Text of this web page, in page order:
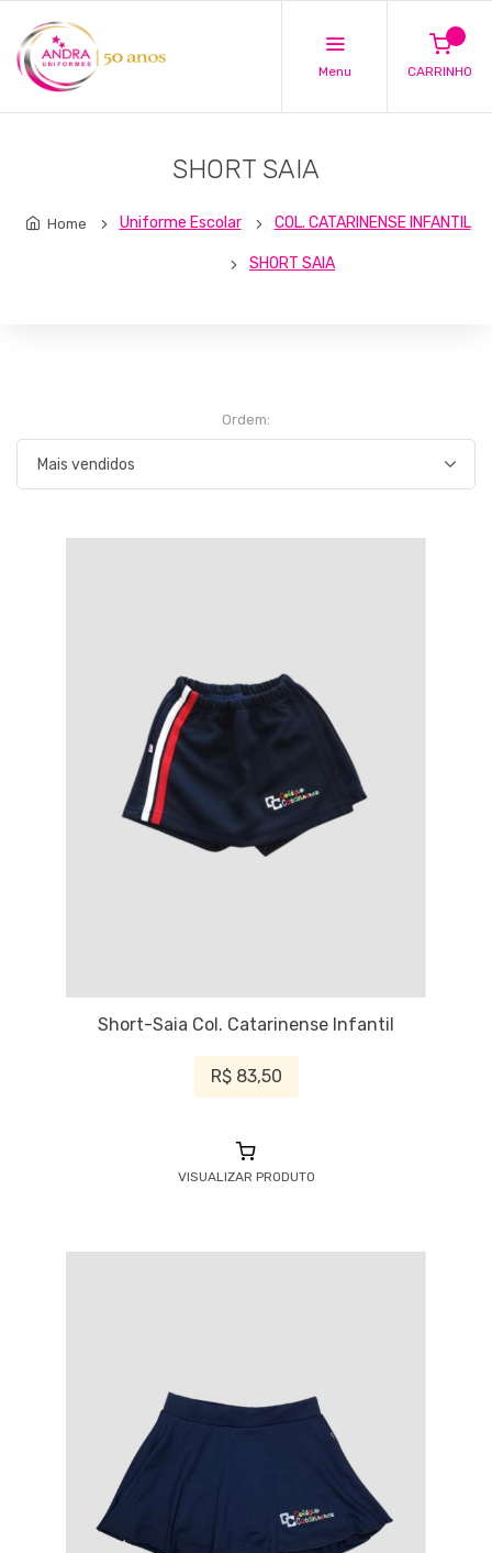
Menu CARRINHO
SHORT SAIA
Home Uniforme Escolar COL. CATARINENSE INFANTIL
SHORT SAIA
Ordem:
Short-Saia Col. Catarinense Infantil
R$ 83,50
VISUALIZAR PRODUTO